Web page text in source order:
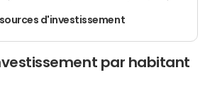
d'investissement
par habitant